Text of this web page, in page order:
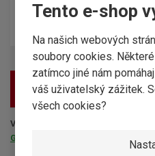
Tento e-shop
Na našich webových
soubory cookies.
zatímco jiné nám
váš uživatelský zážitek.
všech cookies?
Vaše osobní údaje nejsou nikde
GDPR